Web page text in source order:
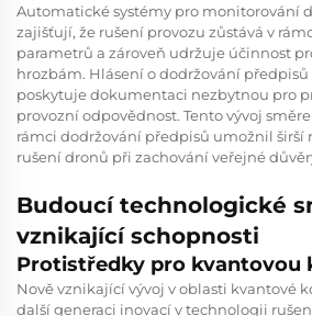
Automatické systémy pro monitorování
zajišťují, že rušení provozu zůstává v
parametrů a zároveň udržuje účinnost
hrozbám. Hlásení o dodržování předpisů
poskytuje dokumentaci nezbytnou pro
provozní odpovědnost. Tento vývoj
rámci dodržování předpisů umožnil širší
rušení dronů při zachování veřejné
Budoucí technologické
vznikající schopnosti
Protistředky pro kvantovou
Nově vznikající vývoj v oblasti kvantové
další generaci inovací v technologii